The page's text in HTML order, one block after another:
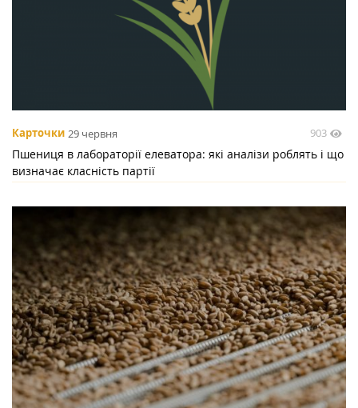
Карточки 29 червня 903
Пшениця в лабораторії елеватора: які аналізи роблять і що
визначає класність партії